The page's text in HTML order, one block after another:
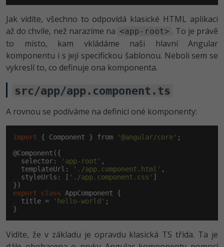
Jak vidíte, všechno to odpovídá klasické HTML aplikaci
až do chvíle, než narazíme na <app-root> . To je právě
to místo, kam vkládáme naši hlavní Angular
komponentu i s její specifickou šablonou. Neboli sem se
vykreslí to, co definuje ona komponenta.
src/app/app.component.ts
A rovnou se podíváme na definici oné komponenty:
import { Component } from '@angular/core' ;
@Component({
  selector:
'app-root' ,
  templateUrl:
'./app.component.html' ,
  styleUrls: [
'./app.component.css' ]
export
class AppComponent {
  title =
'hello-world' ;
}
Vidíte, že v základu je opravdu klasická TS třída. Ta je